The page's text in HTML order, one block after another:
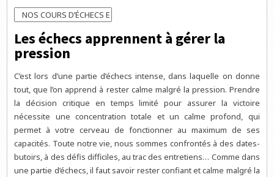
Les échecs apprennent à gérer la
pression
C’est lors d’une partie d’échecs intense, dans laquelle on donne
tout, que l’on apprend à rester calme malgré la pression. Prendre
la décision critique en temps limité pour assurer la victoire
nécessite une concentration totale et un calme profond, qui
permet à votre cerveau de fonctionner au maximum de ses
capacités. Toute notre vie, nous sommes confrontés à des dates-
butoirs, à des défis difficiles, au trac des entretiens… Comme dans
une partie d’échecs, il faut savoir rester confiant et calme malgré la